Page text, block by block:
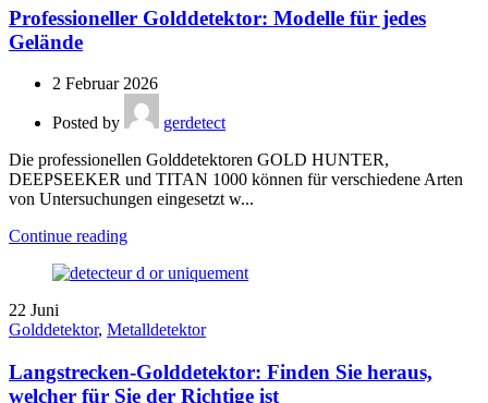
Professioneller Golddetektor: Modelle für jedes
Gelände
2 Februar 2026
Posted by
gerdetect
Die professionellen Golddetektoren GOLD HUNTER,
DEEPSEEKER und TITAN 1000 können für verschiedene Arten
von Untersuchungen eingesetzt w...
Continue reading
22 Juni
Golddetektor, Metalldetektor
Langstrecken-Golddetektor: Finden Sie heraus,
welcher für Sie der Richtige ist